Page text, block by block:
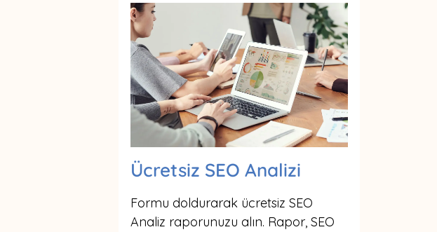
Ücretsiz SEO Analizi
Formu doldurarak ücretsiz SEO
Analiz raporunuzu alın. Rapor, SEO